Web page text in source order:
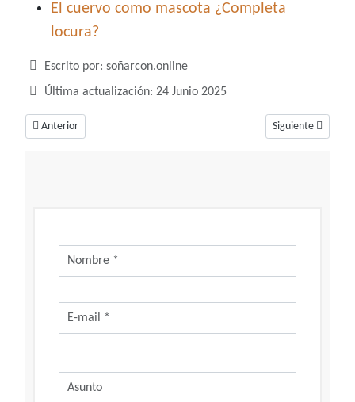
El cuervo como mascota ¿Completa
locura?
Detalles
Escrito por: soñarcon.online
Última actualización: 24 Junio 2025
Artículo anterior: Soñar con canas, un sueño que podría simbolizar la
Anterior Artículo siguiente:
Siguiente